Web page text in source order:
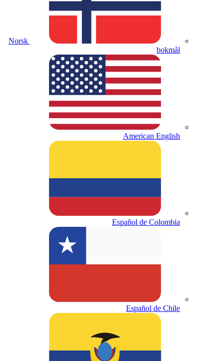
Norsk
bokmål
American English
Español de Colombia
Español de Chile